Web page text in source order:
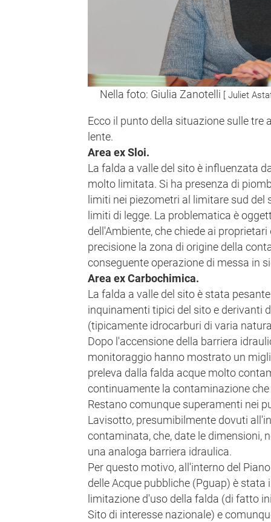
Nella foto: Giulia Zanotelli [ Juliet
Ecco il punto della situazione sulle tre
lente.
Area ex Sloi.
La falda a valle del sito è influenzata
molto limitata. Si ha presenza di
limiti nei piezometri al limitare sud del
limiti di legge. La problematica è
dell'Ambiente, che chiede ai
precisione la zona di origine della
conseguente operazione di messa in
Area ex Carbochimica.
La falda a valle del sito è stata
inquinamenti tipici del sito e derivanti
(tipicamente idrocarburi di varia
Dopo l'accensione della barriera
monitoraggio hanno mostrato un
preleva dalla falda acque molto
continuamente la contaminazione
Restano comunque superamenti nei
Lavisotto, presumibilmente dovuti
contaminata, che, date le dimensioni,
una analoga barriera idraulica.
Per questo motivo, all'interno del
delle Acque pubbliche (Pguap) è
limitazione d'uso della falda (di fatto
Sito di interesse nazionale) e